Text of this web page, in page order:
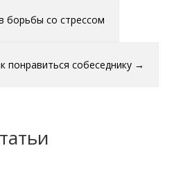
борьбы со стрессом
понравиться собеседнику→